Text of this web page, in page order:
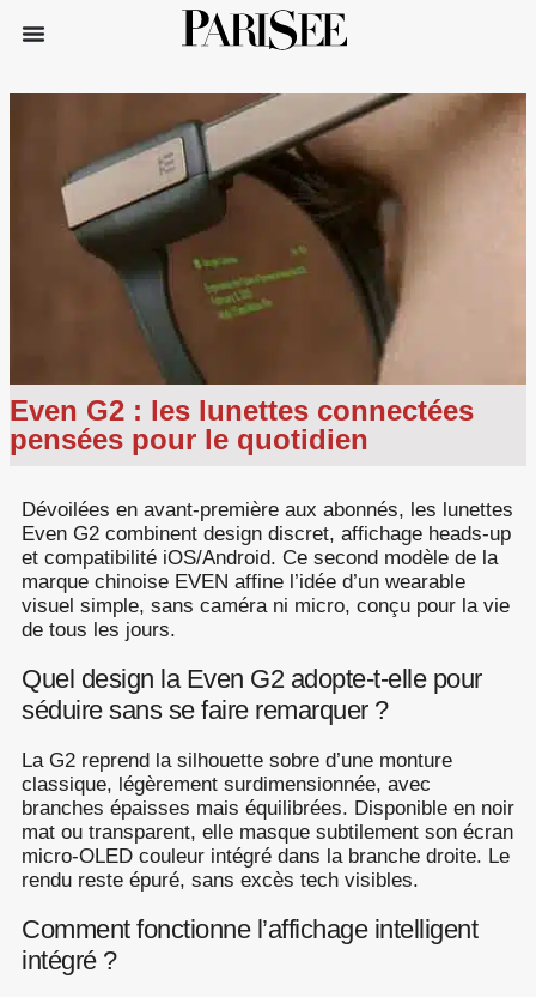
Even G2 : les lunettes connectées
pensées pour le quotidien
Dévoilées en avant-première aux abonnés, les lunettes
Even G2 combinent design discret, affichage heads-up
et compatibilité iOS/Android. Ce second modèle de la
marque chinoise EVEN affine l’idée d’un wearable
visuel simple, sans caméra ni micro, conçu pour la vie
de tous les jours.
Quel design la Even G2 adopte-t-elle pour
séduire sans se faire remarquer ?
La G2 reprend la silhouette sobre d’une monture
classique, légèrement surdimensionnée, avec
branches épaisses mais équilibrées. Disponible en noir
mat ou transparent, elle masque subtilement son écran
micro-OLED couleur intégré dans la branche droite. Le
rendu reste épuré, sans excès tech visibles.
Comment fonctionne l’affichage intelligent
intégré ?